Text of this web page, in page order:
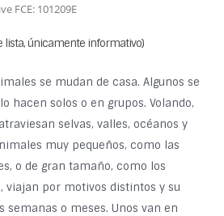
FCE: 101209E
lista, únicamente informativo)
se mudan de casa. Algunos se
hacen solos o en grupos. Volando,
selvas, valles, océanos y
muy pequeños, como las
o de gran tamaño, como los
viajan por motivos distintos y su
semanas o meses. Unos van en